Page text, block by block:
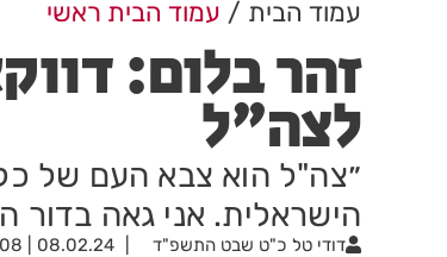
עמוד הבית עמוד הבית ראשי
זהר בלום:
לצה"ל
״צה"ל הוא צבא העם של
הישראלית. אני גאה בדור
דודי טל כ"ט שבט התשפ"ד 08.02.24 | 15:08